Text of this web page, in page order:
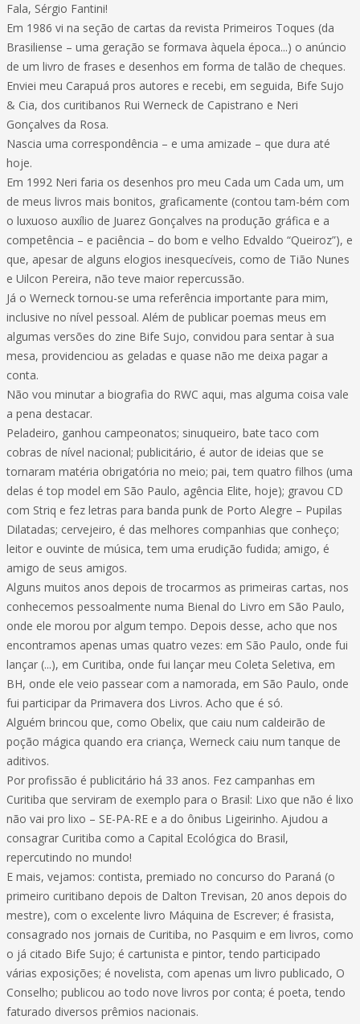
Fala, Sérgio Fantini!
Em 1986 vi na seção de cartas da revista Primeiros Toques (da
Brasiliense – uma geração se formava àquela época...) o anúncio
de um livro de frases e desenhos em forma de talão de cheques.
Enviei meu Carapuá pros autores e recebi, em seguida, Bife Sujo
& Cia, dos curitibanos Rui Werneck de Capistrano e Neri
Gonçalves da Rosa.
Nascia uma correspondência – e uma amizade – que dura até
hoje.
Em 1992 Neri faria os desenhos pro meu Cada um Cada um, um
de meus livros mais bonitos, graficamente (contou tam-bém com
o luxuoso auxílio de Juarez Gonçalves na produção gráfica e a
competência – e paciência – do bom e velho Edvaldo “Queiroz”), e
que, apesar de alguns elogios inesquecíveis, como de Tião Nunes
e Uilcon Pereira, não teve maior repercussão.
Já o Werneck tornou-se uma referência importante para mim,
inclusive no nível pessoal. Além de publicar poemas meus em
algumas versões do zine Bife Sujo, convidou para sentar à sua
mesa, providenciou as geladas e quase não me deixa pagar a
conta.
Não vou minutar a biografia do RWC aqui, mas alguma coisa vale
a pena destacar.
Peladeiro, ganhou campeonatos; sinuqueiro, bate taco com
cobras de nível nacional; publicitário, é autor de ideias que se
tornaram matéria obrigatória no meio; pai, tem quatro filhos (uma
delas é top model em São Paulo, agência Elite, hoje); gravou CD
com Striq e fez letras para banda punk de Porto Alegre – Pupilas
Dilatadas; cervejeiro, é das melhores companhias que conheço;
leitor e ouvinte de música, tem uma erudição fudida; amigo, é
amigo de seus amigos.
Alguns muitos anos depois de trocarmos as primeiras cartas, nos
conhecemos pessoalmente numa Bienal do Livro em São Paulo,
onde ele morou por algum tempo. Depois desse, acho que nos
encontramos apenas umas quatro vezes: em São Paulo, onde fui
lançar (...), em Curitiba, onde fui lançar meu Coleta Seletiva, em
BH, onde ele veio passear com a namorada, em São Paulo, onde
fui participar da Primavera dos Livros. Acho que é só.
Alguém brincou que, como Obelix, que caiu num caldeirão de
poção mágica quando era criança, Werneck caiu num tanque de
aditivos.
Por profissão é publicitário há 33 anos. Fez campanhas em
Curitiba que serviram de exemplo para o Brasil: Lixo que não é lixo
não vai pro lixo – SE-PA-RE e a do ônibus Ligeirinho. Ajudou a
consagrar Curitiba como a Capital Ecológica do Brasil,
repercutindo no mundo!
E mais, vejamos: contista, premiado no concurso do Paraná (o
primeiro curitibano depois de Dalton Trevisan, 20 anos depois do
mestre), com o excelente livro Máquina de Escrever; é frasista,
consagrado nos jornais de Curitiba, no Pasquim e em livros, como
o já citado Bife Sujo; é cartunista e pintor, tendo participado
várias exposições; é novelista, com apenas um livro publicado, O
Conselho; publicou ao todo nove livros por conta; é poeta, tendo
faturado diversos prêmios nacionais.